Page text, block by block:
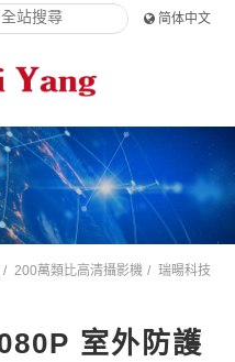
简体中文
200萬類比高清攝影機 瑞暘科技
室外防護